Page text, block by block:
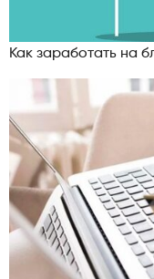
Как заработать на